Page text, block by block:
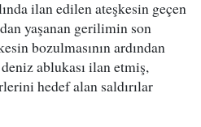
ilan edilen ateşkesin geçen
yaşanan gerilimin son
bozulmasının ardından
ablukası ilan etmiş,
hedef alan saldırılar